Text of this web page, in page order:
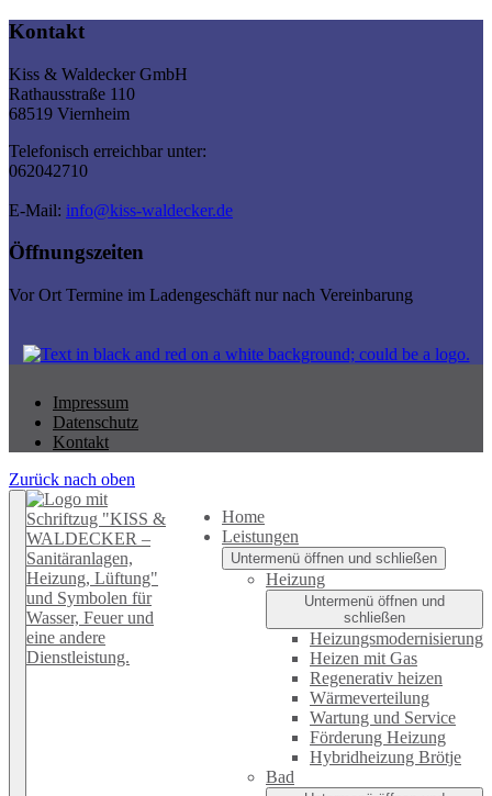
Kontakt
Kiss & Waldecker GmbH
Rathausstraße 110
68519 Viernheim
Telefonisch erreichbar unter:
062042710
E-Mail: info@kiss-waldecker.de
Öffnungszeiten
Vor Ort Termine im Ladengeschäft nur nach Vereinbarung
Impressum
Datenschutz
Kontakt
Zurück nach oben
Home
Leistungen
Untermenü öffnen und schließen
Heizung
Untermenü öffnen und
schließen
Heizungsmodernisierung
Heizen mit Gas
Regenerativ heizen
Wärmeverteilung
Wartung und Service
Förderung Heizung
Hybridheizung Brötje
Bad